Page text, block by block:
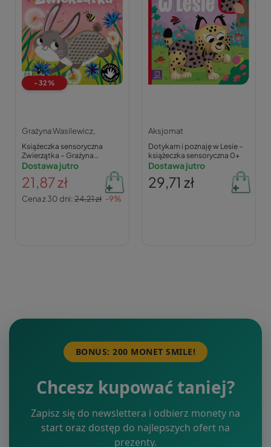
-32%
Grażyna Wasilewicz,
Książeczka sensoryczna
Zwierzątka – Grażyna
Wasilewicz
Dostawa jutro
21,87 zł
Cena z 30 dni:24,21 zł -9%
Aksjomat
Dotykam i poznaję w Lesie –
książeczka sensoryczna 0+
Dostawa jutro
29,71 zł
BONUS: 200 MONET SMILE!
Chcesz kupować taniej?
Zapisz się do newslettera i odbierz monety na
start oraz dostęp do najlepszych ofert na
prezenty.